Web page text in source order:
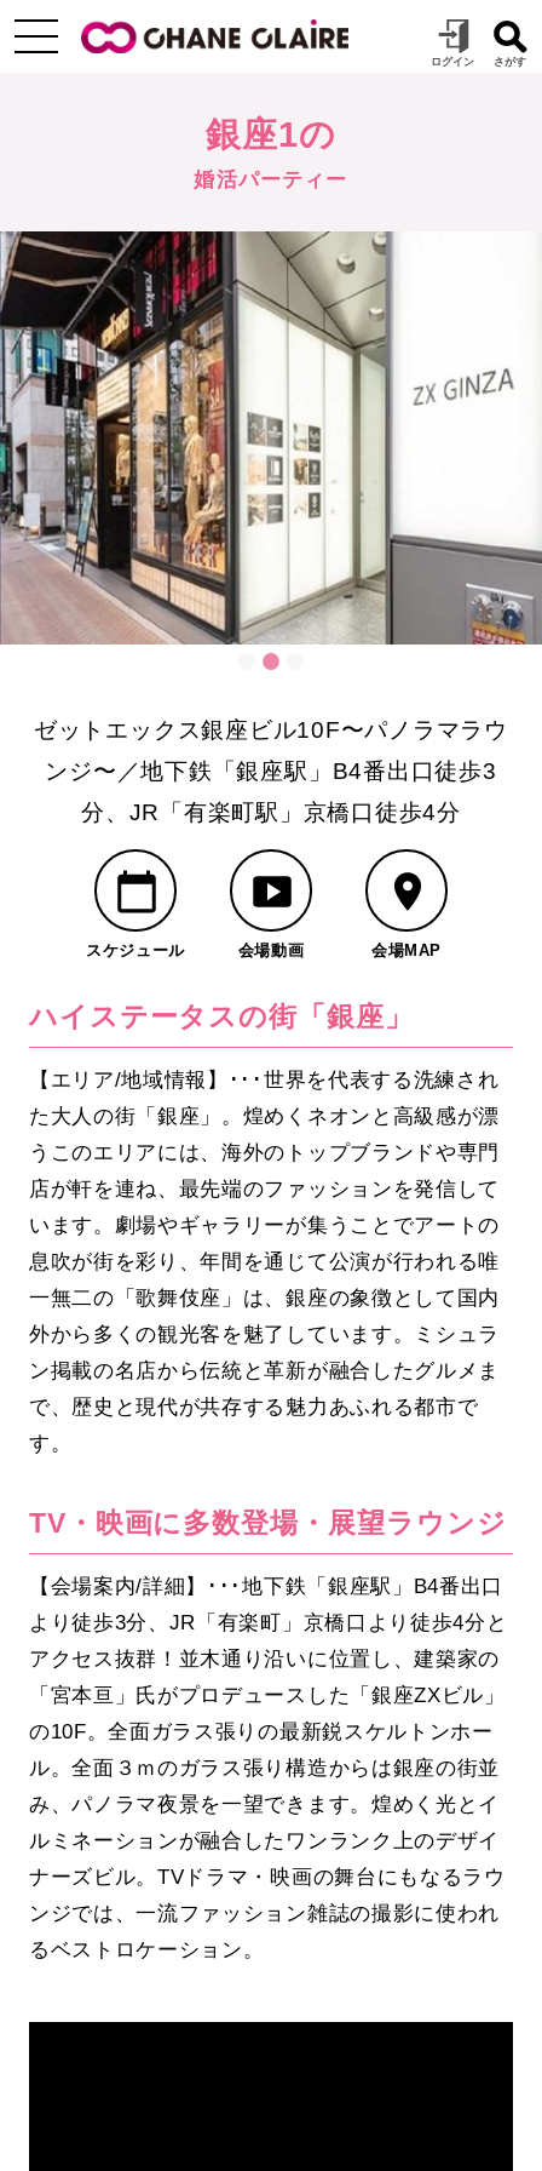
銀座1の
婚活パーティー
ゼットエックス銀座ビル10F〜パノラマラウ
ンジ〜／地下鉄「銀座駅」B4番出口徒歩3
分、JR「有楽町駅」京橋口徒歩4分
スケジュール 会場動画 会場MAP
ハイステータスの街「銀座」
【エリア/地域情報】･･･世界を代表する洗練され
た大人の街「銀座」。煌めくネオンと高級感が漂
うこのエリアには、海外のトップブランドや専門
店が軒を連ね、最先端のファッションを発信して
います。劇場やギャラリーが集うことでアートの
息吹が街を彩り、年間を通じて公演が行われる唯
一無二の「歌舞伎座」は、銀座の象徴として国内
外から多くの観光客を魅了しています。ミシュラ
ン掲載の名店から伝統と革新が融合したグルメま
で、歴史と現代が共存する魅力あふれる都市で
す。
TV・映画に多数登場・展望ラウンジ
【会場案内/詳細】･･･地下鉄「銀座駅」B4番出口
より徒歩3分、JR「有楽町」京橋口より徒歩4分と
アクセス抜群！並木通り沿いに位置し、建築家の
「宮本亘」氏がプロデュースした「銀座ZXビル」
の10F。全面ガラス張りの最新鋭スケルトンホー
ル。全面３ｍのガラス張り構造からは銀座の街並
み、パノラマ夜景を一望できます。煌めく光とイ
ルミネーションが融合したワンランク上のデザイ
ナーズビル。TVドラマ・映画の舞台にもなるラウ
ンジでは、一流ファッション雑誌の撮影に使われ
るベストロケーション。